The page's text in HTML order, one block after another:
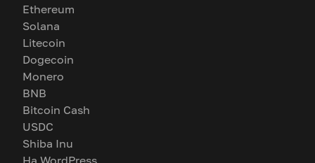
Ethereum
Solana
Litecoin
Dogecoin
Monero
BNB
Bitcoin Cash
USDC
Shiba Inu
На WordPress